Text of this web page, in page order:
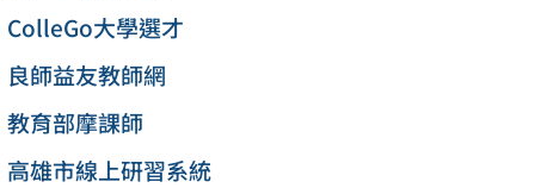
ColleGo大學選才
良師益友教師網
教育部摩課師
高雄市線上研習系統